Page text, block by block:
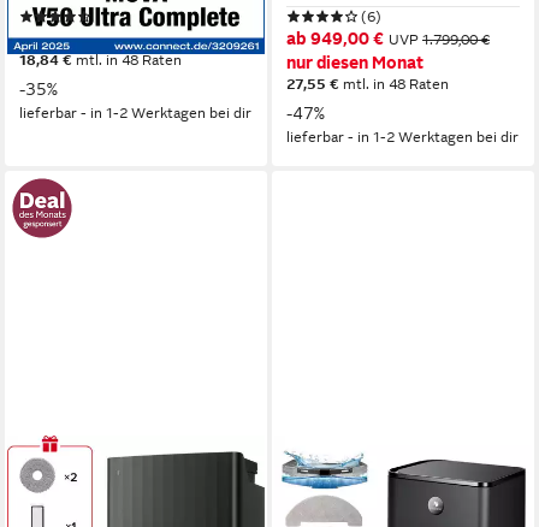
(72)
ab 649,00 € UVP999,00 €
18,84 € mtl. in 48 Raten
-35%
lieferbar - in 1-2 Werktagen bei dir
(6)
ab 949,00 € UVP 1.799,00 €
nur diesen Monat
27,55 € mtl. in 48 Raten
-47%
lieferbar - in 1-2 Werktagen bei dir